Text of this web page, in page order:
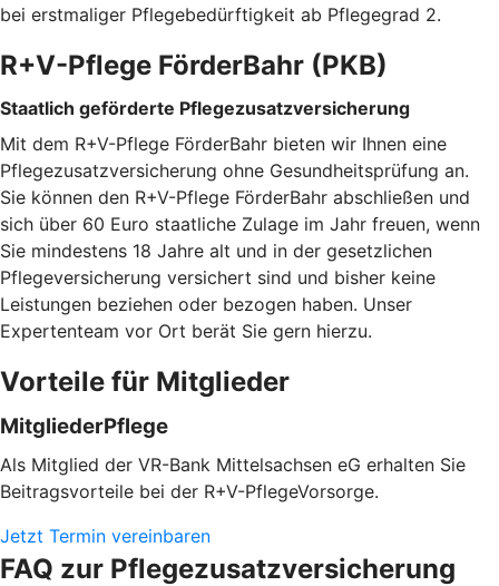
bei erstmaliger Pflegebedürftigkeit ab Pflegegrad 2.
R+V-Pflege FörderBahr (PKB)
Staatlich geförderte Pflegezusatzversicherung
Mit dem R+V-Pflege FörderBahr bieten wir Ihnen eine
Pflegezusatzversicherung ohne Gesundheitsprüfung an.
Sie können den R+V-Pflege FörderBahr abschließen und
sich über 60 Euro staatliche Zulage im Jahr freuen, wenn
Sie mindestens 18 Jahre alt und in der gesetzlichen
Pflegeversicherung versichert sind und bisher keine
Leistungen beziehen oder bezogen haben. Unser
Expertenteam vor Ort berät Sie gern hierzu.
Vorteile für Mitglieder
MitgliederPflege
Als Mitglied der VR-Bank Mittelsachsen eG erhalten Sie
Beitragsvorteile bei der R+V-PflegeVorsorge.
Jetzt Termin vereinbaren
FAQ zur Pflegezusatzversicherung